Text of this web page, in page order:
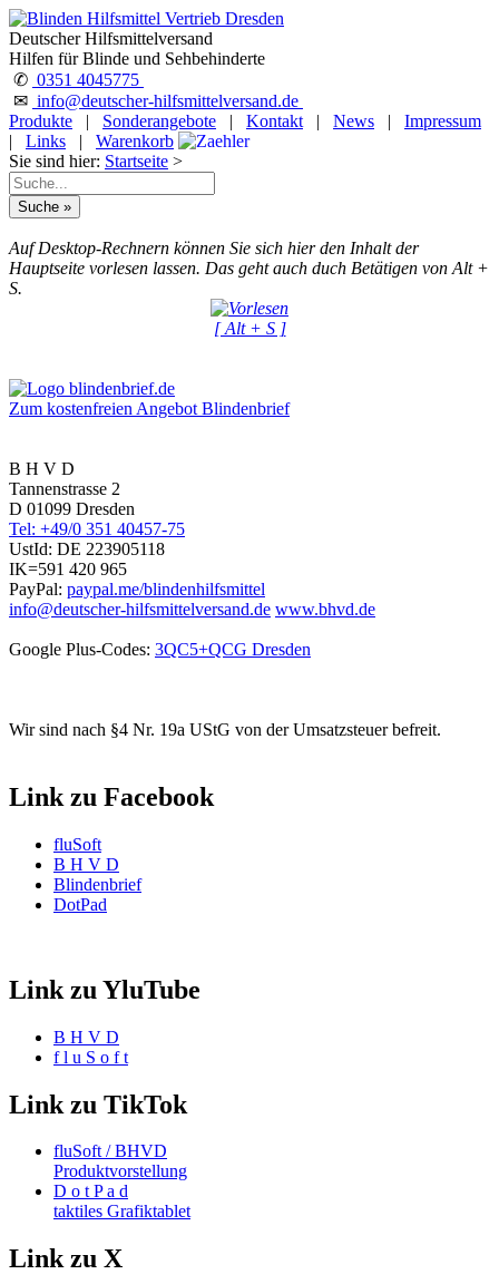
Deutscher Hilfsmittelversand
Hilfen für Blinde und Sehbehinderte
✆ 0351 4045775
✉ info@deutscher-hilfsmittelversand.de
Produkte
| Sonderangebote | Kontakt | News |
Impressum
|
Links |
Warenkorb
Sie sind hier: Startseite >
Auf Desktop-Rechnern können Sie sich hier den Inhalt der
Hauptseite vorlesen lassen. Das geht auch duch Betätigen von Alt +
S.
[ Alt + S ]
Zum kostenfreien Angebot Blindenbrief
B H V D
Tannenstrasse 2
D 01099 Dresden
Tel: +49/0 351 40457-75
UstId: DE 223905118
IK=591 420 965
PayPal: paypal.me/blindenhilfsmittel
info@deutscher-hilfsmittelversand.de www.bhvd.de
Google Plus-Codes: 3QC5+QCG Dresden
Wir sind nach §4 Nr. 19a UStG von der Umsatzsteuer befreit.
Link zu Facebook
fluSoft
B H V D
Blindenbrief
DotPad
Link zu YluTube
B H V D
f l u S o f t
Link zu TikTok
fluSoft / BHVD
Produktvorstellung
D o t P a d
taktiles Grafiktablet
Link zu X